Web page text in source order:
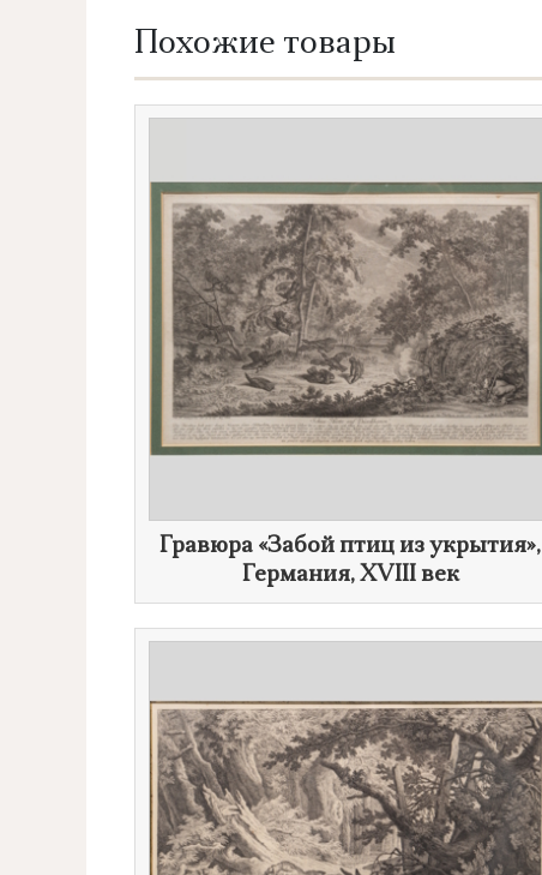
Похожие товары
​Гравюра «Забой птиц из укрытия»,
Германия, XVIII век